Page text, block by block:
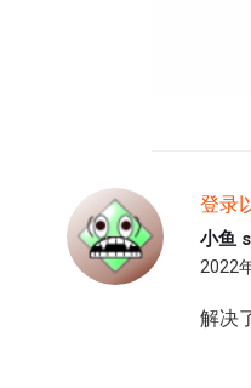
登录
小鱼
2022
解决